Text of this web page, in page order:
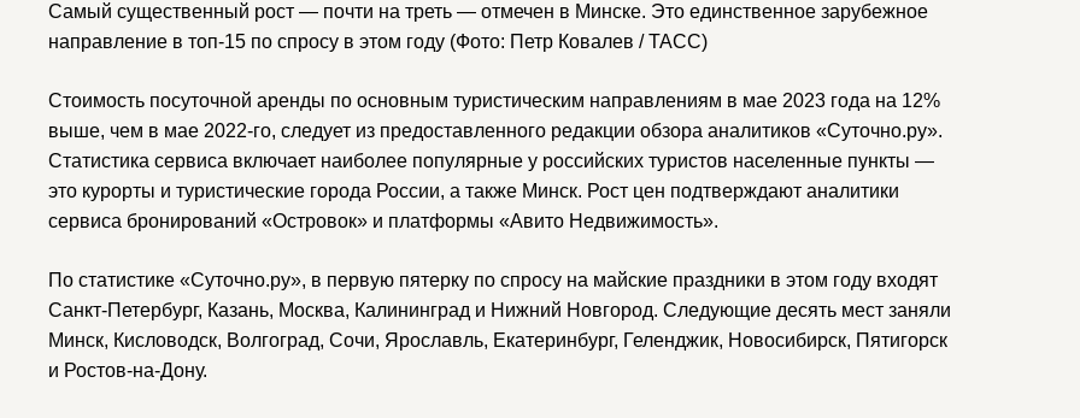
Самый существенный рост — почти на треть — отмечен в Минске. Это единственное зарубежное
направление в топ-15 по спросу в этом году (Фото: Петр Ковалев / ТАСС)
Стоимость посуточной аренды по основным туристическим направлениям в мае 2023 года на 12%
выше, чем в мае 2022-го, следует из предоставленного редакции обзора аналитиков «Суточно.ру».
Статистика сервиса включает наиболее популярные у российских туристов населенные пункты —
это курорты и туристические города России, а также Минск. Рост цен подтверждают аналитики
сервиса бронирований «Островок» и платформы «Авито Недвижимость».
По статистике «Суточно.ру», в первую пятерку по спросу на майские праздники в этом году входят
Санкт-Петербург, Казань, Москва, Калининград и Нижний Новгород. Следующие десять мест заняли
Минск, Кисловодск, Волгоград, Сочи, Ярославль, Екатеринбург, Геленджик, Новосибирск, Пятигорск
и Ростов-на-Дону.